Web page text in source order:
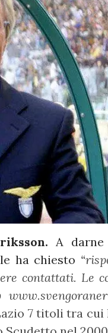
A
ha chiesto “
contattati. Le
7 titoli tra cui